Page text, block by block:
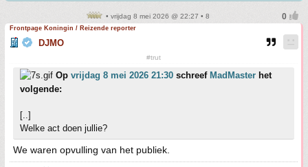
• vrijdag 8 mei 2026 @ 22:27 • 8
Frontpage Koningin / Reizende reporter
DJMO
#trut
Op vrijdag 8 mei 2026 21:30 schreef MadMaster het
volgende:
[..]
Welke act doen jullie?
We waren opvulling van het publiek.